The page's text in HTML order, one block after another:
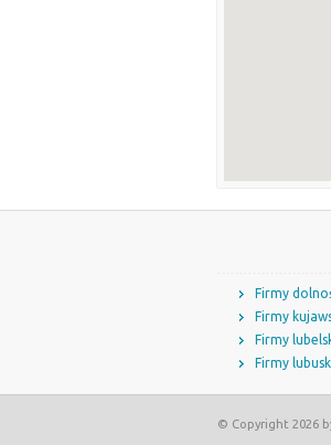
Firmy
Firmy
Firmy
Firmy
© Copyright 2026